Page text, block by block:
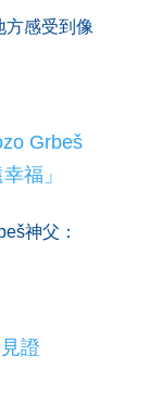
方感受到像
神父：